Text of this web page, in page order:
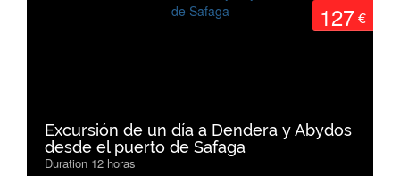
127€
Excursión de un día a Dendera y Abydos
desde el puerto de Safaga
Duration 12 horas